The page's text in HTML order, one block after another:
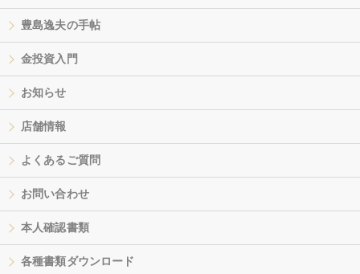
豊島逸夫の手帖
金投資入門
お知らせ
店舗情報
よくあるご質問
お問い合わせ
本人確認書類
各種書類ダウンロード